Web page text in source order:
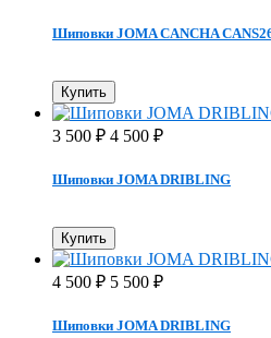
Шиповки JOMA CANCHA
Купить
3 500 ₽ 4 500 ₽
Шиповки JOMA DRIBLING
Купить
4 500 ₽ 5 500 ₽
Шиповки JOMA DRIBLING